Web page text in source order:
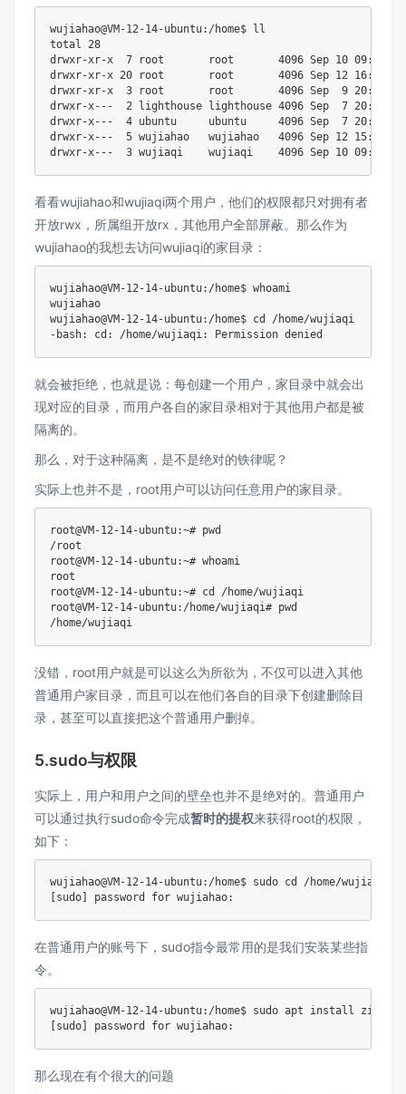
wujiahao@VM-12-14-ubuntu:/home$ ll
total 28
drwxr-xr-x  7 root       root       4096 Sep 10 09:22 ./
drwxr-xr-x 20 root       root       4096 Sep 12 16:06
drwxr-xr-x  3 root       root       4096 Sep  9 20:33
drwxr-x---  2 lighthouse lighthouse 4096 Sep  7 20:53
drwxr-x---  4 ubuntu     ubuntu     4096 Sep  7 20:53
drwxr-x---  5 wujiahao   wujiahao   4096 Sep 12 15:47
看看wujiahao和wujiaqi两个用户，他们的权限都只对拥有者
开放rwx，所属组开放rx，其他用户全部屏蔽。那么作为
wujiahao的我想去访问wujiaqi的家目录：
wujiahao@VM-12-14-ubuntu:/home$ whoami
wujiahao
wujiahao@VM-12-14-ubuntu:/home$ cd /home/wujiaqi
就会被拒绝，也就是说：每创建一个用户，家目录中就会出
现对应的目录，而用户各自的家目录相对于其他用户都是被
隔离的。
那么，对于这种隔离，是不是绝对的铁律呢？
实际上也并不是，root用户可以访问任意用户的家目录。
root@VM-12-14-ubuntu:~# pwd
/root
root@VM-12-14-ubuntu:~# whoami
root
root@VM-12-14-ubuntu:~# cd /home/wujiaqi
root@VM-12-14-ubuntu:/home/wujiaqi# pwd
没错，root用户就是可以这么为所欲为，不仅可以进入其他
普通用户家目录，而且可以在他们各自的目录下创建删除目
录，甚至可以直接把这个普通用户删掉。
5.sudo与权限
实际上，用户和用户之间的壁垒也并不是绝对的。普通用户
可以通过执行sudo命令完成暂时的提权来获得root的权限，
如下：
wujiahao@VM-12-14-ubuntu:/home$ sudo cd /home/wujiaqi
在普通用户的账号下，sudo指令最常用的是我们安装某些指
令。
wujiahao@VM-12-14-ubuntu:/home$ sudo apt install zip
那么现在有个很大的问题